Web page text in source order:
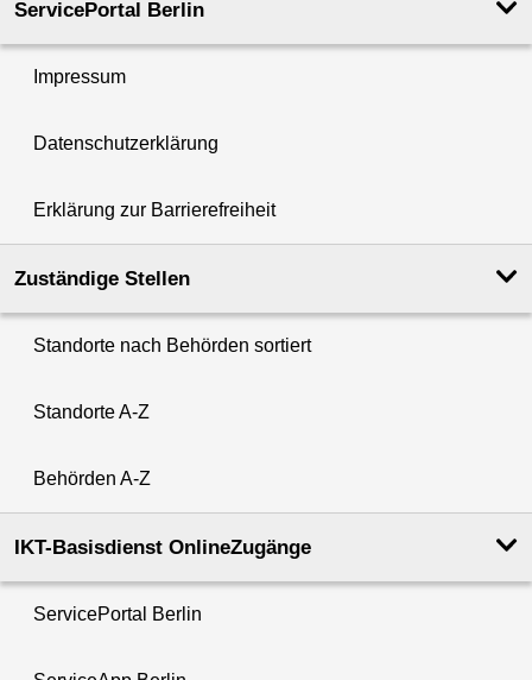
ServicePortal Berlin
Impressum
Datenschutzerklärung
Erklärung zur Barrierefreiheit
Zuständige Stellen
Standorte nach Behörden sortiert
Standorte A-Z
Behörden A-Z
IKT-Basisdienst OnlineZugänge
ServicePortal Berlin